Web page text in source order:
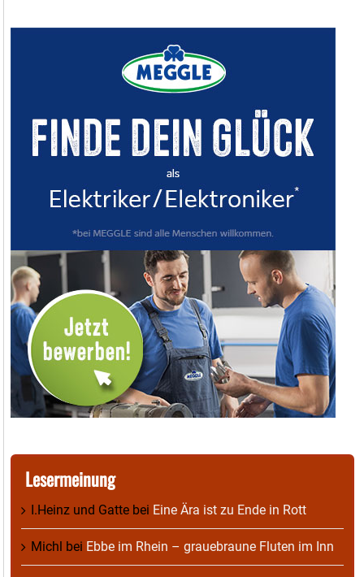
Lesermeinung
I.Heinz und Gatte bei Eine Ära ist zu Ende in Rott
Michl bei Ebbe im Rhein – grauebraune Fluten im Inn